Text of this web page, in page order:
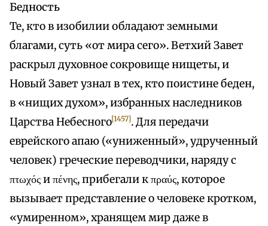
Бедность
Те, кто в изобилии обладают земными
благами, суть «от мира сего». Ветхий Завет
раскрыл духовное сокровище нищеты, и
Новый Завет узнал в тех, кто поистине беден,
в «нищих духом», избранных наследников
Царства Небесного[1457]. Для передачи
еврейского апаю («униженный», удрученный
человек) греческие переводчики, наряду с
πτωχός и πένης, прибегали к πραύς, которое
вызывает представление о человеке кротком,
«умиренном», хранящем мир даже в